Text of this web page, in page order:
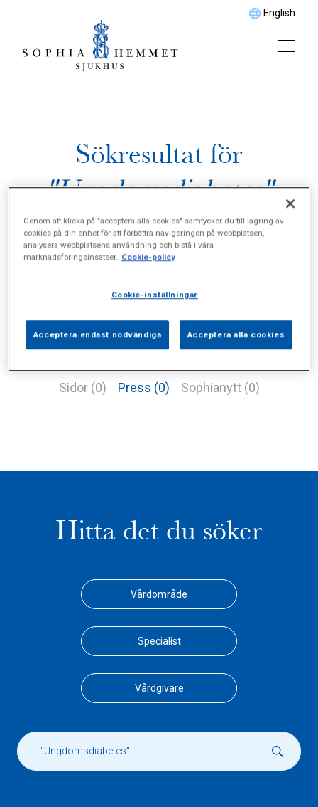
English
Sökresultat för
"Ungdomsdiabetes"
Sidor (0) Press (0) Sophianytt (0)
Hitta det du söker
Vårdområde
Specialist
Vårdgivare
Genom att klicka på "acceptera alla cookies" samtycker du till lagring av
cookies på din enhet för att förbättra navigeringen på webbplatsen,
analysera webbplatsens användning och bistå i våra
marknadsföringsinsatser. Cookie-policy
Cookie-inställningar
Acceptera endast nödvändiga Acceptera alla cookies